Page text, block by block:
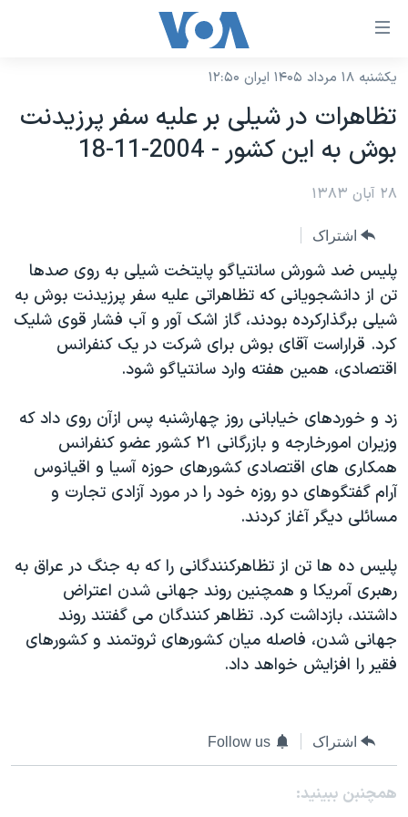
لینکهای
دسترسی
جهش
محتوای
اصلی
جهش
صفحه
اصلی
جهش
به
جستجو
نسخه سبک وب‌سایت
موضوع ها
ایران
آمریکا
جهان
ورزشی
گزیده‌ها
ویژه برنامه‌ها
فرهنگ و زندگی
حقوق شهروندی
اقتصادی
علم و فناوری
اسرائیل در جنگ
گالری عکس
آرشیو پخش زنده
برنامه های تلویزیونی
جدول برنامه ها
صفحه‌های ویژه
جام جهانی ۲۰۲۶
عملیات خشم حماسی
۲۵۰سالگی آمریکا
مستندها
انتخابات ریاست جمهوری آمریکا ۲۰۲۴
حمله جمهوری اسلامی به اسرائیل
رمز مهسا
ورزش زنان در ایران
اعتراضات زن، زندگی، آزادی
مجموعه مستندهای دادخواهی
تریبونال مردمی آبان ۹۸
قانون شفافیت دارائی کادر رهبری ایران
اعتراضات مردمی آبان ۹۸
فرکانس‌های صدای آمریکا
پخش رادیویی
یادگیری زبان انگلیسی
دنبال کنید
یکشنبه ۱۸ مرداد ۱۴۰۵ ایران ۱۲:۵۰
تظاهرات در شيلی بر عليه سفر پرزيدنت
بوش به اين کشور - 2004-11-18
۲۸ آبان ۱۳۸۳
اشتراک
پليس ضد شورش سانتياگو پايتخت شيلی به روی صدها
تن از دانشجويانی که تظاهراتی عليه سفر پرزيدنت بوش به
شيلی برگذارکرده بودند، گاز اشک آور و آب فشار قوی شليک
کرد. قراراست آقای بوش برای شرکت در يک کنفرانس
اقتصادی، همين هفته وارد سانتياگو شود.
زد و خوردهای خيابانی روز چهارشنبه پس ازآن روی داد که
وزيران امورخارجه و بازرگانی ۲۱ کشور عضو کنفرانس
همکاری های اقتصادی کشورهای حوزه آسيا و اقيانوس
آرام گفتگوهای دو روزه خود را در مورد آزادی تجارت و
مسائلی ديگر آغاز کردند.
پليس ده ها تن از تظاهرکنندگانی را که به جنگ در عراق به
رهبری آمريکا و همچنين روند جهانی شدن اعتراض
داشتند، بازداشت کرد. تظاهر کنندگان می گفتند روند
جهانی شدن، فاصله ميان کشورهای ثروتمند و کشورهای
فقير را افزايش خواهد داد.
اشتراک Follow us
همچنبن ببینید: